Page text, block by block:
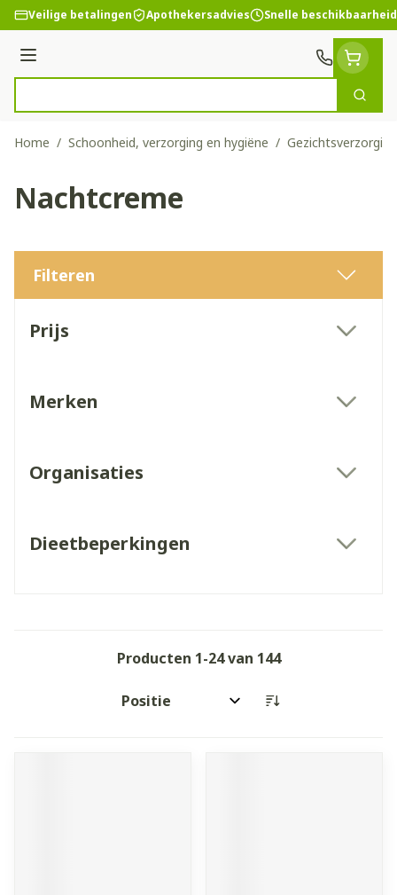
Ga naar de inhoud
Veilige betalingen Apothekersadvies Snelle beschikbaarheid
Menu
Zoek
Home / Schoonheid, verzorging en hygiëne / Gezichtsverzorging
Nachtcreme
Filteren
Prijs
Merken
Organisaties
Dieetbeperkingen
Producten 1-24van 144
Sorteer op: